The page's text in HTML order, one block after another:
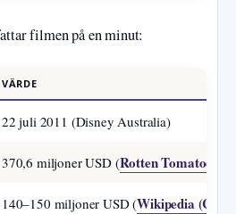
filmen på en minut:
VÄRDE
22 juli 2011 (Disney Australia)
370,6 miljoner USD (Rotten Tomatoes
140–150 miljoner USD (Wikipedia